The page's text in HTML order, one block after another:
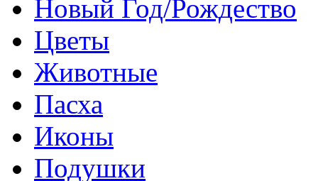
Новый Год/Рождество
Цветы
Животные
Пасха
Иконы
Подушки